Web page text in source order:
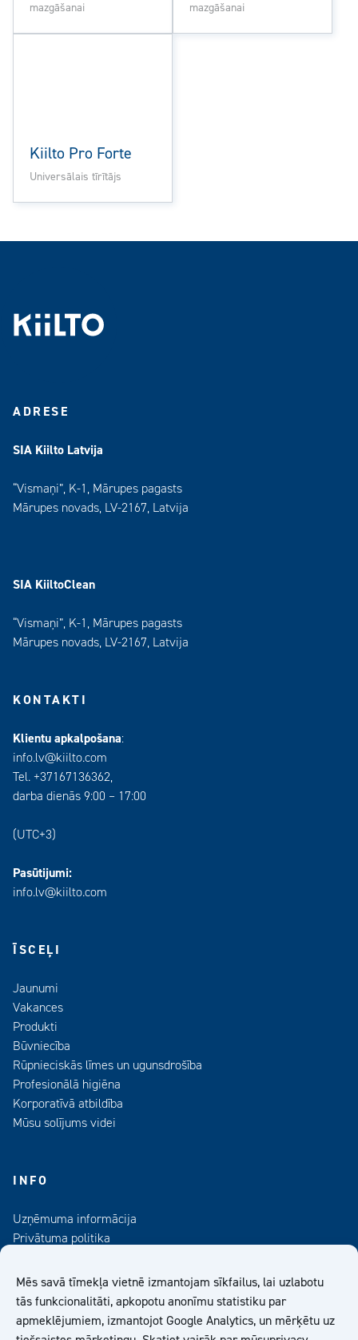
Mēs savā tīmekļa vietnē izmantojam sīkfailus, lai uzlabotu
tās funkcionalitāti, apkopotu anonīmu statistiku par
apmeklējumiem, izmantojot Google Analytics, un mērķētu uz
mazgāšanai
mazgāšanai
Kiilto Pro Forte
Universālais tīrītājs
ADRESE
SIA Kiilto Latvija
“Vismaņi”, K-1, Mārupes pagasts
Mārupes novads, LV-2167, Latvija
SIA KiiltoClean
“Vismaņi”, K-1, Mārupes pagasts
Mārupes novads, LV-2167, Latvija
KONTAKTI
Klientu apkalpošana:
info.lv@kiilto.com
Tel. +37167136362,
darba dienās 9:00 – 17:00
(UTC+3)
Pasūtijumi:
info.lv@kiilto.com
ĪSCEĻI
Jaunumi
Vakances
Produkti
Būvniecība
Rūpnieciskās līmes un ugunsdrošība
Profesionālā higiēna
Korporatīvā atbildība
Mūsu solījums videi
INFO
Uzņēmuma informācija
Privātuma politika
Medijiem
Abonējiet mūsu informatīvo izdevumu
Kiilto Latvija SIA Vispārīgie Pārdošanas Nosacījumi